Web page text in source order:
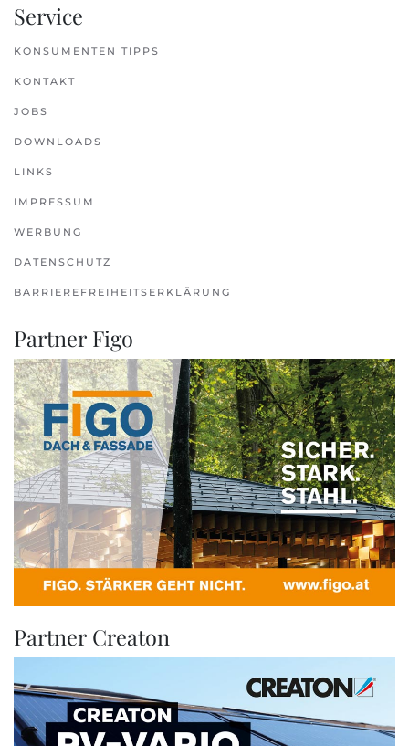
Service
KONSUMENTEN TIPPS
KONTAKT
JOBS
DOWNLOADS
LINKS
IMPRESSUM
WERBUNG
DATENSCHUTZ
BARRIEREFREIHEITSERKLÄRUNG
Partner Figo
Partner Creaton